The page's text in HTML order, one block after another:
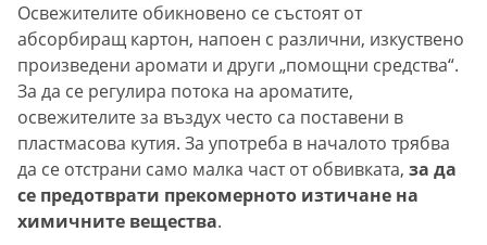
Освежителите обикновено се състоят от
абсорбиращ картон, напоен с различни, изкуствено
произведени аромати и други „помощни средства“.
За да се регулира потока на ароматите,
освежителите за въздух често са поставени в
пластмасова кутия. За употреба в началото трябва
да се отстрани само малка част от обвивката, за да
се предотврати прекомерното изтичане на
химичните вещества.